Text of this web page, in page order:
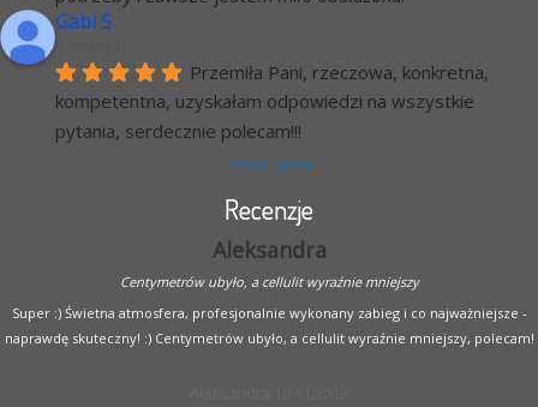
Gabi S
Przemiła Pani, rzeczowa, konkretna,
kompetentna, uzyskałam odpowiedzi na wszystkie
pytania, serdecznie polecam!!!
Więcej opinii
Recenzje
Aleksandra
Centymetrów ubyło, a cellulit wyraźnie mniejszy
Super :) Świetna atmosfera, profesjonalnie wykonany zabieg i co najważniejsze -
naprawdę skuteczny! :) Centymetrów ubyło, a cellulit wyraźnie mniejszy, polecam!